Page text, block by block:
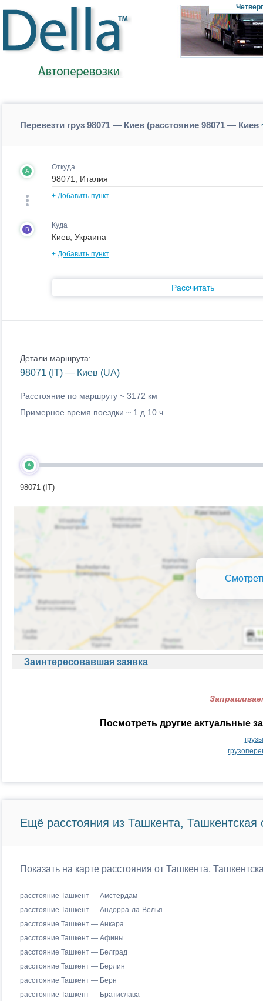
Четверг
Перевезти груз 98071 — Киев (расстояние 98071 — Киев
A Откуда
+ Добавить пункт
B Куда
+ Добавить пункт
Рассчитать
Детали маршрута:
98071 (IT) — Киев (UA)
Расстояние по маршруту ~ 3172 км
Примерное время поездки ~ 1 д 10 ч
A
98071 (IT)
Заинтересовавшая заявка
Посмотреть другие актуальные
Ещё расстояния из Ташкента, Ташкентская
Показать на карте расстояния от Ташкента,
расстояние Ташкент — Амстердам
расстояние Ташкент — Андорра-ла-Велья
расстояние Ташкент — Анкара
расстояние Ташкент — Афины
расстояние Ташкент — Белград
расстояние Ташкент — Берлин
расстояние Ташкент — Берн
расстояние Ташкент — Братислава